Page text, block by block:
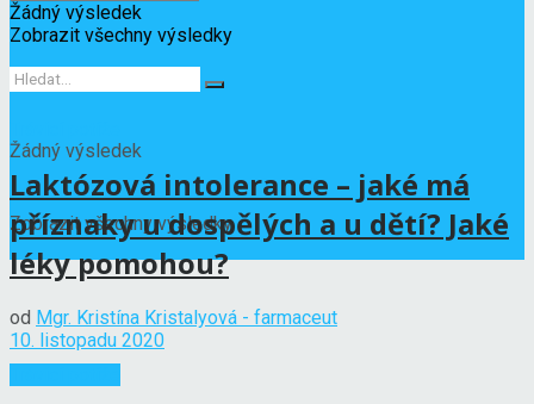
Žádný výsledek
Zobrazit všechny výsledky
Žádný výsledek
Zobrazit všechny výsledky
Laktózová intolerance – jaké má
příznaky u dospělých a u dětí? Jaké
léky pomohou?
od Mgr. Kristína Kristalyová - farmaceut
10. listopadu 2020